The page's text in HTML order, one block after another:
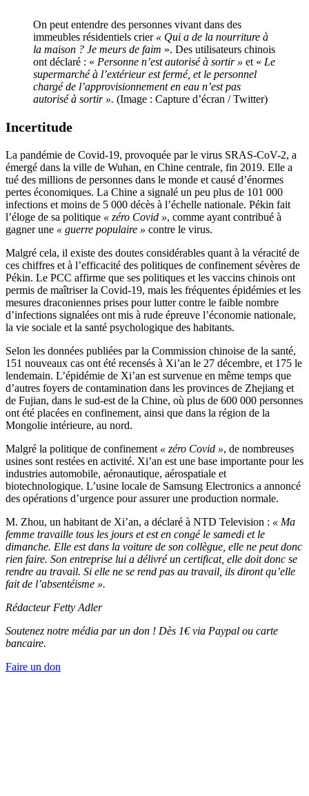
On peut entendre des personnes vivant dans des
immeubles résidentiels crier « Qui a de la nourriture à
la maison ? Je meurs de faim ». Des utilisateurs chinois
ont déclaré : « Personne n’est autorisé à sortir » et « Le
supermarché à l’extérieur est fermé, et le personnel
chargé de l’approvisionnement en eau n’est pas
autorisé à sortir ». (Image : Capture d’écran / Twitter)
Incertitude
La pandémie de Covid-19, provoquée par le virus SRAS-CoV-2, a
émergé dans la ville de Wuhan, en Chine centrale, fin 2019. Elle a
tué des millions de personnes dans le monde et causé d’énormes
pertes économiques. La Chine a signalé un peu plus de 101 000
infections et moins de 5 000 décès à l’échelle nationale. Pékin fait
l’éloge de sa politique « zéro Covid », comme ayant contribué à
gagner une « guerre populaire » contre le virus.
Malgré cela, il existe des doutes considérables quant à la véracité de
ces chiffres et à l’efficacité des politiques de confinement sévères de
Pékin. Le PCC affirme que ses politiques et les vaccins chinois ont
permis de maîtriser la Covid-19, mais les fréquentes épidémies et les
mesures draconiennes prises pour lutter contre le faible nombre
d’infections signalées ont mis à rude épreuve l’économie nationale,
la vie sociale et la santé psychologique des habitants.
Selon les données publiées par la Commission chinoise de la santé,
151 nouveaux cas ont été recensés à Xi’an le 27 décembre, et 175 le
lendemain. L’épidémie de Xi’an est survenue en même temps que
d’autres foyers de contamination dans les provinces de Zhejiang et
de Fujian, dans le sud-est de la Chine, où plus de 600 000 personnes
ont été placées en confinement, ainsi que dans la région de la
Mongolie intérieure, au nord.
Malgré la politique de confinement « zéro Covid », de nombreuses
usines sont restées en activité. Xi’an est une base importante pour les
industries automobile, aéronautique, aérospatiale et
biotechnologique. L’usine locale de Samsung Electronics a annoncé
des opérations d’urgence pour assurer une production normale.
M. Zhou, un habitant de Xi’an, a déclaré à NTD Television : « Ma
femme travaille tous les jours et est en congé le samedi et le
dimanche. Elle est dans la voiture de son collègue, elle ne peut donc
rien faire. Son entreprise lui a délivré un certificat, elle doit donc se
rendre au travail. Si elle ne se rend pas au travail, ils diront qu’elle
fait de l’absentéisme ».
Rédacteur Fetty Adler
Soutenez notre média par un don ! Dès 1€ via Paypal ou carte
bancaire.
Faire un don